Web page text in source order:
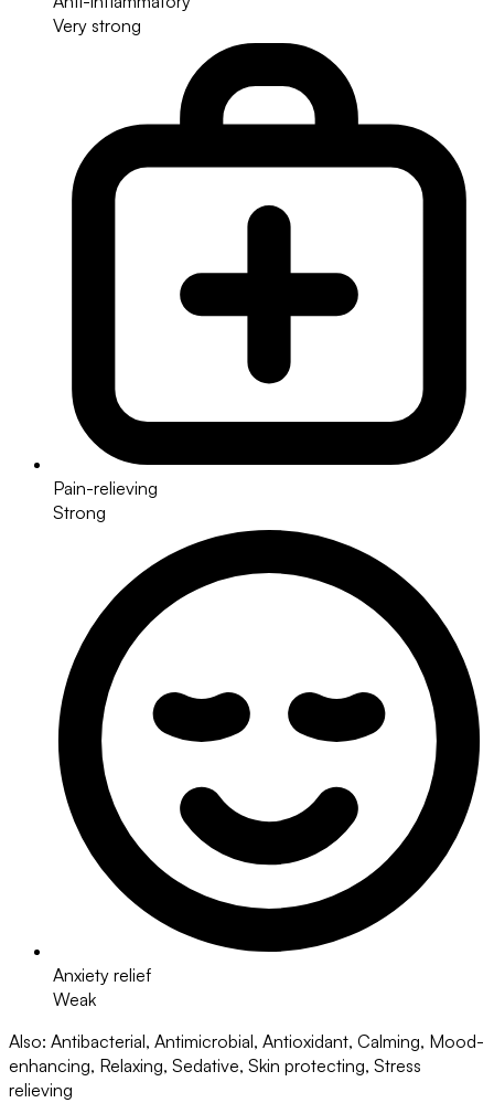
Very strong
Pain-relieving
Strong
Anxiety relief
Weak
Also: Antibacterial, Antimicrobial, Antioxidant, Calming, Mood-
enhancing, Relaxing, Sedative, Skin protecting, Stress
relieving